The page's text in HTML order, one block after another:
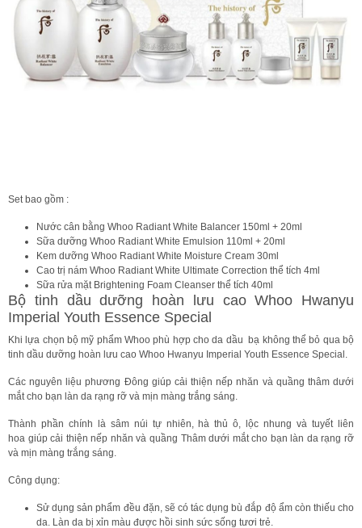
Set bao gồm :
Nước cân bằng Whoo Radiant White Balancer 150ml + 20ml
Sữa dưỡng Whoo Radiant White Emulsion 110ml + 20ml
Kem dưỡng Whoo Radiant White Moisture Cream 30ml
Cao trị nám Whoo Radiant White Ultimate Correction thể tích 4ml
Sữa rửa mặt Brightening Foam Cleanser thể tích 40ml
Bộ tinh dầu dưỡng hoàn lưu cao Whoo Hwanyu
Imperial Youth Essence Special
Khi lựa chọn bộ mỹ phẩm Whoo phù hợp cho da dầu bạ không thể bỏ qua bộ
tinh dầu dưỡng hoàn lưu cao Whoo Hwanyu Imperial Youth Essence Special.
Các nguyên liệu phương Đông giúp cải thiện nếp nhăn và quầng thâm dưới
mắt cho bạn làn da rạng rỡ và mịn màng trắng sáng.
Thành phần chính là sâm núi tự nhiên, hà thủ ô, lộc nhung và tuyết liên
hoa giúp cải thiện nếp nhăn và quầng Thâm dưới mắt cho bạn làn da rạng rỡ
và mịn màng trắng sáng.
Công dụng:
Sử dụng sản phẩm đều đặn, sẽ có tác dụng bù đắp độ ẩm còn thiếu cho
da. Làn da bị xỉn màu được hồi sinh sức sống tươi trẻ.